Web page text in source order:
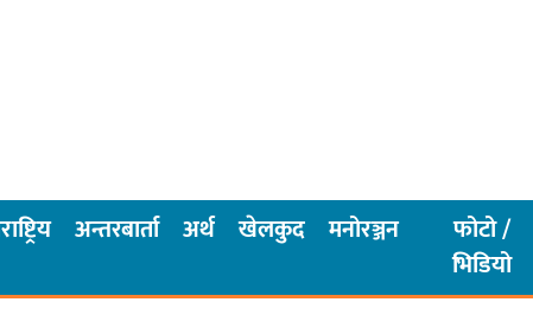
अन्तरबार्ता अर्थ खेलकुद मनोरञ्जन
फोटो /
भिडियो